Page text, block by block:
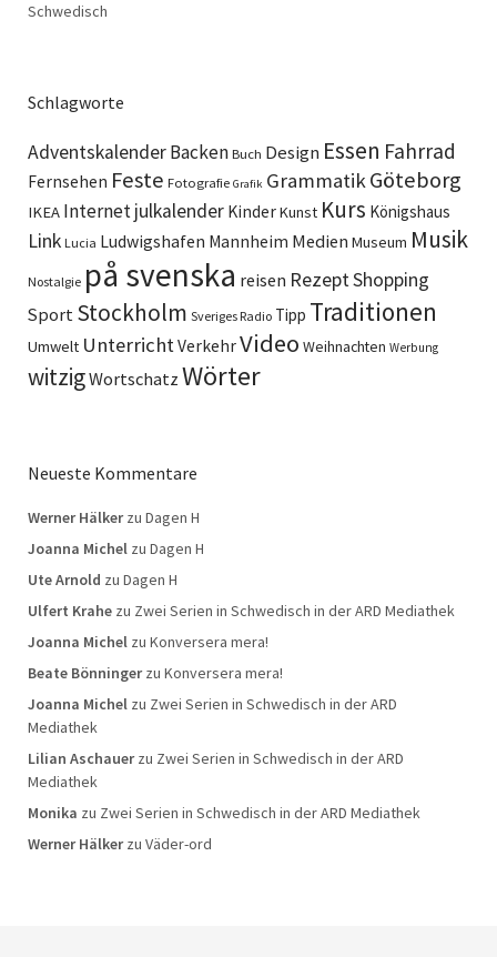
Schwedisch
Schlagworte
AdventskalenderBacken Buch Design Essen Fahrrad
Fernsehen Feste Fotografie Grafik GrammatikGöteborg
IKEA Internetjulkalender KinderKunst Kurs Königshaus
Link Lucia Ludwigshafen Mannheim Medien Museum Musik
Nostalgie på svenska reisen RezeptShopping
Sport Stockholm Sveriges Radio Tipp Traditionen
Umwelt UnterrichtVerkehrVideo Weihnachten Werbung
witzigWortschatz Wörter
Neueste Kommentare
Werner Hälkerzu Dagen H
Joanna Michel zu Dagen H
Ute Arnold zu Dagen H
Ulfert Krahe zu Zwei Serien in Schwedisch in der ARD Mediathek
Joanna Michel zu Konversera mera!
Beate Bönningerzu Konversera mera!
Joanna Michel zu Zwei Serien in Schwedisch in der ARD
Mediathek
Lilian Aschauerzu Zwei Serien in Schwedisch in der ARD
Mediathek
Monika zu Zwei Serien in Schwedisch in der ARD Mediathek
Werner Hälkerzu Väder-ord